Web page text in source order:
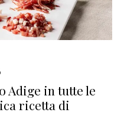
Adige in tutte le
ricetta di